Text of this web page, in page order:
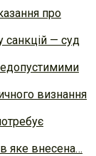
про
санкцій — суд
визнання
яке внесена…